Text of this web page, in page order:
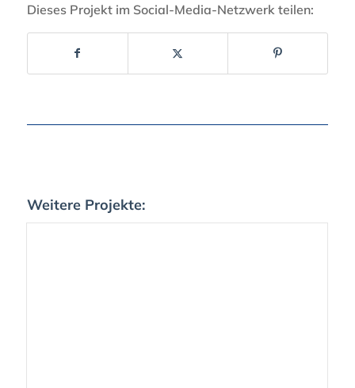
Dieses Projekt im Social-Media-Netzwerk teilen:
Weitere Projekte: